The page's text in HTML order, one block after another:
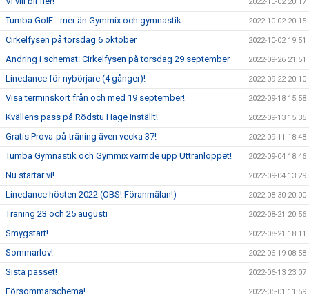
Tumba GoIF - mer än Gymmix och gymnastik 2022-10-02 20:15
Cirkelfysen på torsdag 6 oktober 2022-10-02 19:51
Ändring i schemat: Cirkelfysen på torsdag 29 september 2022-09-26 21:51
Linedance för nybörjare (4 gånger)! 2022-09-22 20:10
Visa terminskort från och med 19 september! 2022-09-18 15:58
Kvällens pass på Rödstu Hage inställt! 2022-09-13 15:35
Gratis Prova-på-träning även vecka 37! 2022-09-11 18:48
Tumba Gymnastik och Gymmix värmde upp Uttranloppet! 2022-09-04 18:46
Nu startar vi! 2022-09-04 13:29
Linedance hösten 2022 (OBS! Föranmälan!) 2022-08-30 20:00
Träning 23 och 25 augusti 2022-08-21 20:56
Smygstart! 2022-08-21 18:11
Sommarlov! 2022-06-19 08:58
Sista passet! 2022-06-13 23:07
Försommarschema! 2022-05-01 11:59